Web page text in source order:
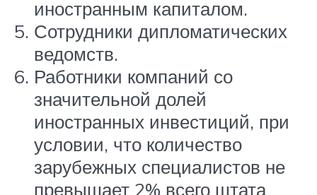
иностранным капиталом.
Сотрудники дипломатических
ведомств.
Работники компаний со
значительной долей
иностранных инвестиций, при
условии, что количество
зарубежных специалистов не
превышает 2% всего штата